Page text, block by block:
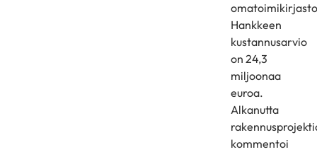
Hankkeen
kustannusarvio
on 24,3
miljoonaa
euroa.
Alkanutta
kommentoi